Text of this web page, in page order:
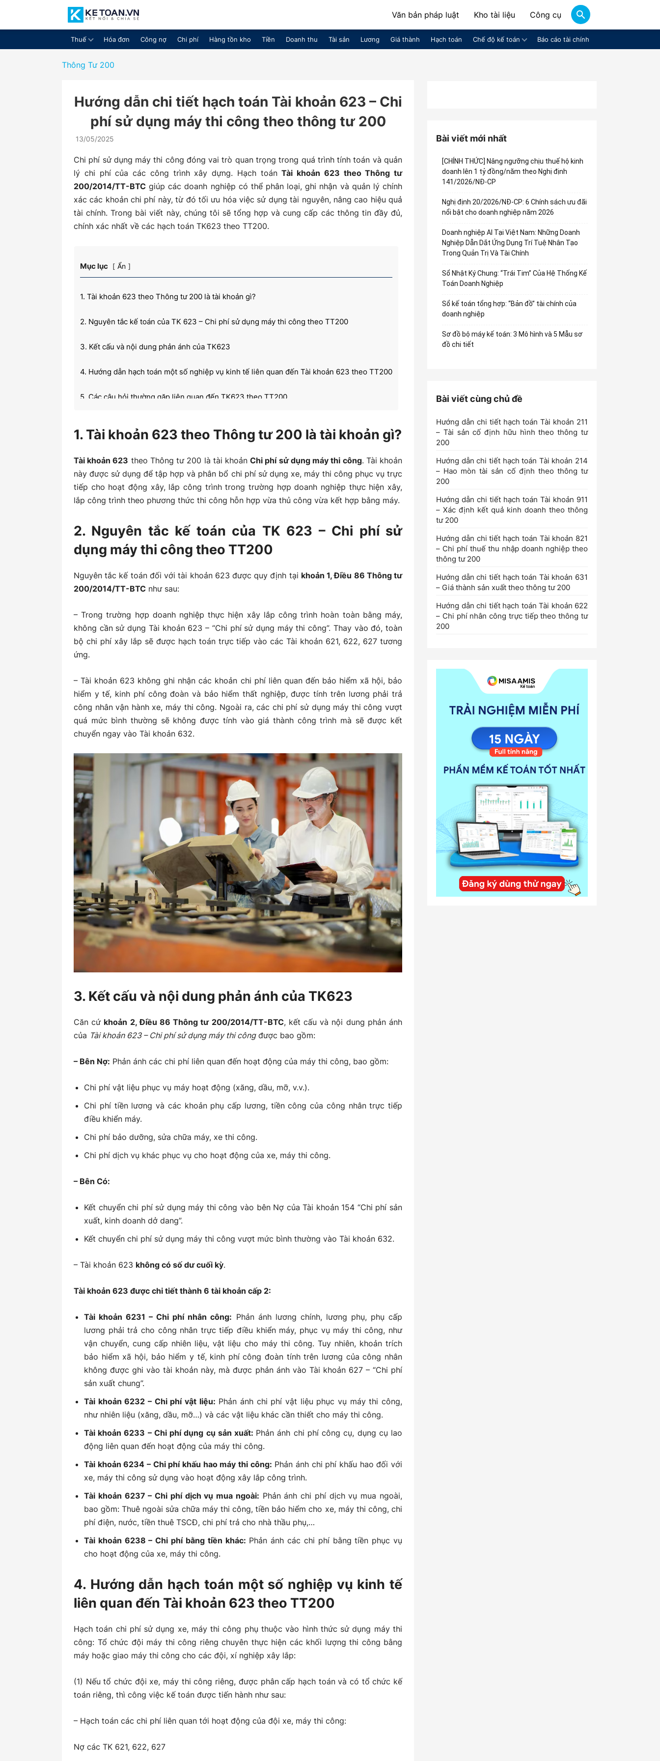
đồng
chia
sẻ
kiến
Văn bản pháp luật Kho tài liệu Công cụ
Thuế Hóa đơn Công nợ Chi phí Hàng tồn kho Tiền Doanh thu Tài sản Lương Giá thành Hạch toán Chế độ kế toán Báo cáo tài chính
Thông Tư 200
Hướng dẫn chi tiết hạch toán Tài khoản 623 – Chi
phí sử dụng máy thi công theo thông tư 200
13/05/2025
Chi phí sử dụng máy thi công đóng vai trò quan trọng trong quá trình tính toán và quản
lý chi phí của các công trình xây dựng. Hạch toánTài khoản 623 theo Thông tư
200/2014/TT-BTC giúp các doanh nghiệp có thể phân loại, ghi nhận và quản lý chính
xác các khoản chi phí này, từ đó tối ưu hóa việc sử dụng tài nguyên, nâng cao hiệu quả
tài chính. Trong bài viết này, chúng tôi sẽ tổng hợp và cung cấp các thông tin đầy đủ,
chính xác nhất về các hạch toán TK623 theo TT200.
Mục lục Ẩn
1. Tài khoản 623 theo Thông tư 200 là tài khoản gì?
2. Nguyên tắc kế toán của TK 623 – Chi phí sử dụng máy thi công theo TT200
3. Kết cấu và nội dung phản ánh của TK623
4. Hướng dẫn hạch toán một số nghiệp vụ kinh tế liên quan đến Tài khoản 623 theo TT200
5. Các câu hỏi thường gặp liên quan đến TK623 theo TT200
1. Tài khoản 623 theo Thông tư 200 là tài khoản gì?
Tài khoản 623 theo Thông tư 200 là tài khoảnChi phí sử dụng máy thi công. Tài khoản
này được sử dụng để tập hợp và phân bổ chi phí sử dụng xe, máy thi công phục vụ trực
tiếp cho hoạt động xây, lắp công trình trong trường hợp doanh nghiệp thực hiện xây,
lắp công trình theo phương thức thi công hỗn hợp vừa thủ công vừa kết hợp bằng máy.
2. Nguyên tắc kế toán của TK 623 – Chi phí sử
dụng máy thi công theo TT200
Nguyên tắc kế toán đối với tài khoản 623 được quy định tại khoản 1, Điều 86 Thông tư
200/2014/TT-BTC như sau:
– Trong trường hợp doanh nghiệp thực hiện xây lắp công trình hoàn toàn bằng máy,
không cần sử dụng Tài khoản 623 – “Chi phí sử dụng máy thi công”. Thay vào đó, toàn
bộ chi phí xây lắp sẽ được hạch toán trực tiếp vào các Tài khoản 621, 622, 627 tương
ứng.
– Tài khoản 623 không ghi nhận các khoản chi phí liên quan đến bảo hiểm xã hội, bảo
hiểm y tế, kinh phí công đoàn và bảo hiểm thất nghiệp, được tính trên lương phải trả
công nhân vận hành xe, máy thi công. Ngoài ra, các chi phí sử dụng máy thi công vượt
quá mức bình thường sẽ không được tính vào giá thành công trình mà sẽ được kết
chuyển ngay vào Tài khoản 632.
3. Kết cấu và nội dung phản ánh của TK623
Căn cứ khoản 2, Điều 86 Thông tư 200/2014/TT-BTC, kết cấu và nội dung phản ánh
của Tài khoản 623 – Chi phí sử dụng máy thi côngđược bao gồm:
– Bên Nợ: Phản ánh các chi phí liên quan đến hoạt động của máy thi công, bao gồm:
Chi phí vật liệu phục vụ máy hoạt động (xăng, dầu, mỡ, v.v.).
Chi phí tiền lương và các khoản phụ cấp lương, tiền công của công nhân trực tiếp
điều khiển máy.
Chi phí bảo dưỡng, sửa chữa máy, xe thi công.
Chi phí dịch vụ khác phục vụ cho hoạt động của xe, máy thi công.
– Bên Có:
Kết chuyển chi phí sử dụng máy thi công vào bên Nợ của Tài khoản 154 “Chi phí sản
xuất, kinh doanh dở dang”.
Kết chuyển chi phí sử dụng máy thi công vượt mức bình thường vào Tài khoản 632.
– Tài khoản 623 không có số dư cuối kỳ.
Tài khoản 623 được chi tiết thành 6 tài khoản cấp 2:
Tài khoản 6231 – Chi phí nhân công: Phản ánh lương chính, lương phụ, phụ cấp
lương phải trả cho công nhân trực tiếp điều khiển máy, phục vụ máy thi công, như
vận chuyển, cung cấp nhiên liệu, vật liệu cho máy thi công. Tuy nhiên, khoản trích
bảo hiểm xã hội, bảo hiểm y tế, kinh phí công đoàn tính trên lương của công nhân
không được ghi vào tài khoản này, mà được phản ánh vào Tài khoản 627 – “Chi phí
sản xuất chung”.
Tài khoản 6232 – Chi phí vật liệu: Phản ánh chi phí vật liệu phục vụ máy thi công,
như nhiên liệu (xăng, dầu, mỡ…) và các vật liệu khác cần thiết cho máy thi công.
Tài khoản 6233 – Chi phí dụng cụ sản xuất: Phản ánh chi phí công cụ, dụng cụ lao
động liên quan đến hoạt động của máy thi công.
Tài khoản 6234 – Chi phí khấu hao máy thi công: Phản ánh chi phí khấu hao đối với
xe, máy thi công sử dụng vào hoạt động xây lắp công trình.
Tài khoản 6237 – Chi phí dịch vụ mua ngoài: Phản ánh chi phí dịch vụ mua ngoài,
bao gồm: Thuê ngoài sửa chữa máy thi công, tiền bảo hiểm cho xe, máy thi công, chi
phí điện, nước, tiền thuê TSCĐ, chi phí trả cho nhà thầu phụ,…
Tài khoản 6238 – Chi phí bằng tiền khác: Phản ánh các chi phí bằng tiền phục vụ
cho hoạt động của xe, máy thi công.
4. Hướng dẫn hạch toán một số nghiệp vụ kinh tế
liên quan đến Tài khoản 623 theo TT200
Hạch toán chi phí sử dụng xe, máy thi công phụ thuộc vào hình thức sử dụng máy thi
công: Tổ chức đội máy thi công riêng chuyên thực hiện các khối lượng thi công bằng
máy hoặc giao máy thi công cho các đội, xí nghiệp xây lắp:
(1) Nếu tổ chức đội xe, máy thi công riêng, được phân cấp hạch toán và có tổ chức kế
toán riêng, thì công việc kế toán được tiến hành như sau:
– Hạch toán các chi phí liên quan tới hoạt động của đội xe, máy thi công:
Nợ các TK 621, 622, 627
Bài viết mới nhất
[CHÍNH THỨC] Nâng ngưỡng chịu thuế hộ kinh
doanh lên 1 tỷ đồng/năm theo Nghị định
141/2026/NĐ-CP
Nghị định 20/2026/NĐ-CP: 6 Chính sách ưu đãi
nổi bật cho doanh nghiệp năm 2026
Doanh nghiệp AI Tại Việt Nam: Những Doanh
Nghiệp Dẫn Dắt Ứng Dụng Trí Tuệ Nhân Tạo
Trong Quản Trị Và Tài Chính
Sổ Nhật Ký Chung: “Trái Tim” Của Hệ Thống Kế
Toán Doanh Nghiệp
Sổ kế toán tổng hợp: “Bản đồ” tài chính của
doanh nghiệp
Sơ đồ bộ máy kế toán: 3 Mô hình và 5 Mẫu sơ
đồ chi tiết
Bài viết cùng chủ đề
Hướng dẫn chi tiết hạch toán Tài khoản 211
– Tài sản cố định hữu hình theo thông tư
200
Hướng dẫn chi tiết hạch toán Tài khoản 214
– Hao mòn tài sản cố định theo thông tư
200
Hướng dẫn chi tiết hạch toán Tài khoản 911
– Xác định kết quả kinh doanh theo thông
tư 200
Hướng dẫn chi tiết hạch toán Tài khoản 821
– Chi phí thuế thu nhập doanh nghiệp theo
thông tư 200
Hướng dẫn chi tiết hạch toán Tài khoản 631
– Giá thành sản xuất theo thông tư 200
Hướng dẫn chi tiết hạch toán Tài khoản 622
– Chi phí nhân công trực tiếp theo thông tư
200